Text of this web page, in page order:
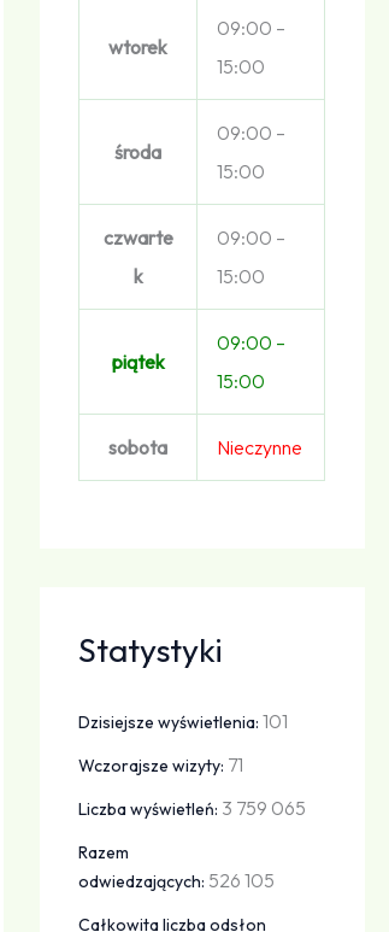
wtorek
09:00 –
15:00
środa
09:00 –
15:00
czwarte
k
09:00 –
15:00
piątek
09:00 –
15:00
sobota Nieczynne
Statystyki
Dzisiejsze wyświetlenia:101
Wczorajsze wizyty: 71
Liczba wyświetleń: 3 759 065
Razem
odwiedzających: 526 105
Całkowita liczba odsłon